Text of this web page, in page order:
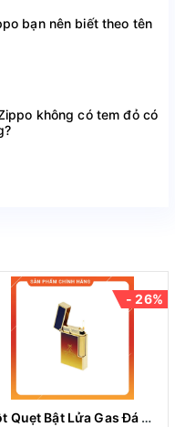
bạn nên biết theo tên
không có tem đỏ có
- 26%
Hột Quẹt Bật Lửa Gas Đá Kiểu Dáng Dupont Montecristo Dawn Light Tiếng Kêu Pong Pong Rất Hay